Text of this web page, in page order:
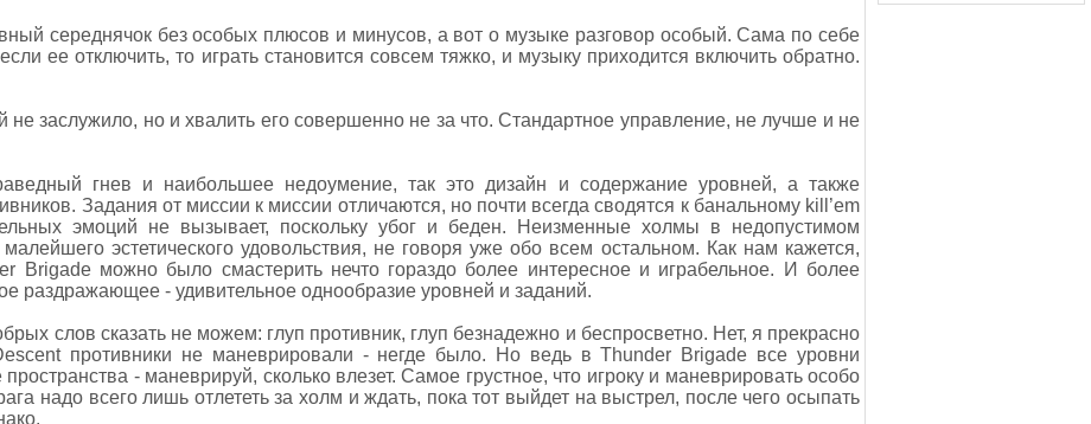
середнячок без особых плюсов и минусов, а вот о музыке разговор особый. Сама по себе
ее отключить, то играть становится совсем тяжко, и музыку приходится включить обратно.
не заслужило, но и хвалить его совершенно не за что. Стандартное управление, не лучше и не
гнев и наибольшее недоумение, так это дизайн и содержание уровней, а также
Задания от миссии к миссии отличаются, но почти всегда сводятся к банальному kill’em
эмоций не вызывает, поскольку убог и беден. Неизменные холмы в недопустимом
эстетического удовольствия, не говоря уже обо всем остальном. Как нам кажется,
Brigade можно было смастерить нечто гораздо более интересное и играбельное. И более
раздражающее - удивительное однообразие уровней и заданий.
слов сказать не можем: глуп противник, глуп безнадежно и беспросветно. Нет, я прекрасно
противники не маневрировали - негде было. Но ведь в Thunder Brigade все уровни
- маневрируй, сколько влезет. Самое грустное, что игроку и маневрировать особо
надо всего лишь отлететь за холм и ждать, пока тот выйдет на выстрел, после чего осыпать